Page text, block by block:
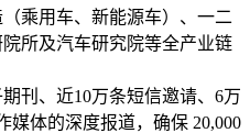
乘用车、新能源车）、一二
所及汽车研究院等全产业链
刊、近10万条短信邀请、6万
媒体的深度报道，确保 20,000